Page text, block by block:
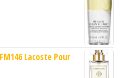
Lacoste Pour